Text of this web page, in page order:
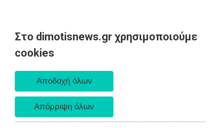
Στο dimotisnews.gr χρησιμοποιούμε
cookies
AΡΧΙΚΗ
ΕΙΔΗΣΕΙΣ
ΠΟΛΙΤΙΚΗ
ΤΟΠΙΚΗ